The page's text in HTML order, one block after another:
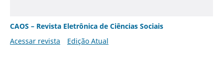
CAOS – Revista Eletrônica de Ciências Sociais
Acessar revista
Edição Atual